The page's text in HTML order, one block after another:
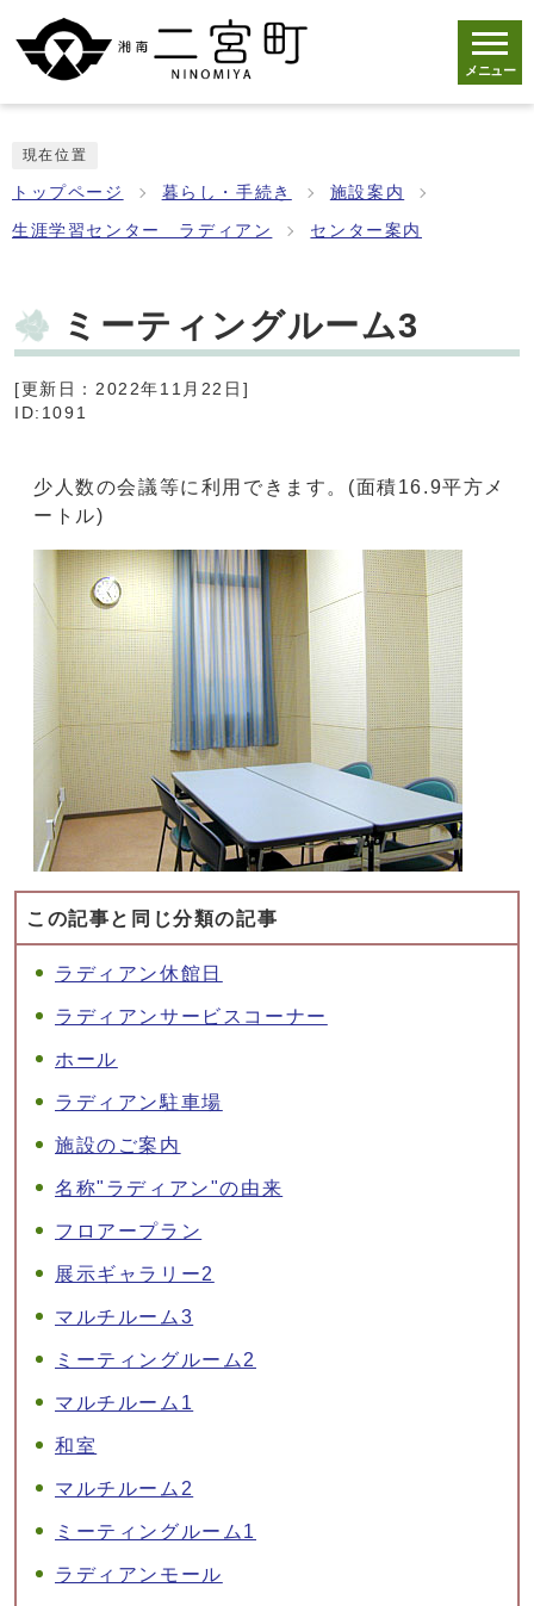
メニュー
現在位置
トップページ 暮らし・手続き 施設案内
生涯学習センター ラディアン センター案内
ミーティングルーム3
[更新日：2022年11月22日]
ID:1091
少人数の会議等に利用できます。(面積16.9平方メ
ートル)
この記事と同じ分類の記事
ラディアン休館日
ラディアンサービスコーナー
ホール
ラディアン駐車場
施設のご案内
名称"ラディアン"の由来
フロアープラン
展示ギャラリー2
マルチルーム3
ミーティングルーム2
マルチルーム1
和室
マルチルーム2
ミーティングルーム1
ラディアンモール